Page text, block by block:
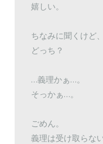
嬉しい。
ちなみに聞くけど
どっち？
…義理かぁ…。
そっかぁ…。
ごめん。
義理は受け取らな